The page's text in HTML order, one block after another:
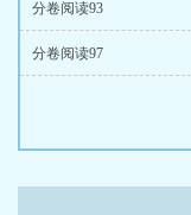
分卷阅读93
分卷阅读97